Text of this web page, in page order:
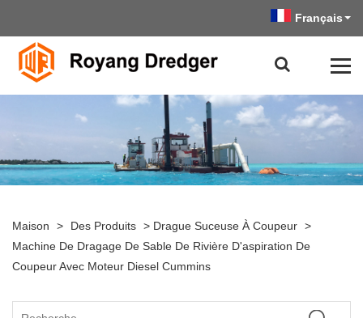
Français
Maison > Des Produits > Drague Suceuse À Coupeur >
Machine De Dragage De Sable De Rivière D'aspiration De
Coupeur Avec Moteur Diesel Cummins